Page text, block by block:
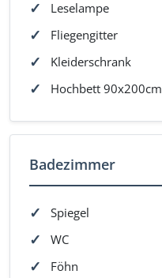
Leselampe
Fliegengitter
Kleiderschrank
Hochbett 90x200cm
Badezimmer
Spiegel
WC
Föhn